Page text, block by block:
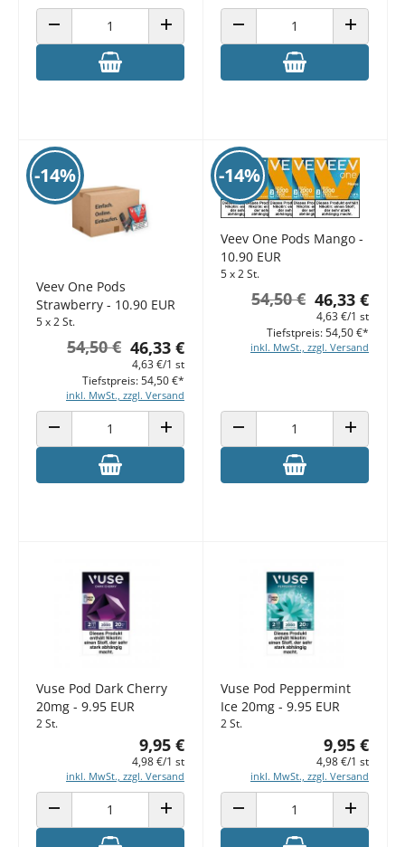
ANZAHL VERRINGERN ANZAHL ERHÖHENANZAHL VERRINGERN ANZAHL
-14%
Veev One Pods
Strawberry - 10.90 EUR
5 x 2 St.
46,33 €
54,50 €
4,63 €/1 st
inkl. MwSt., zzgl. Versand
Tiefstpreis: 54,50 €*
ANZAHL VERRINGERN ANZAHL ERHÖHEN
-14%
Veev One Pods Mango -
10.90 EUR
5 x 2 St.
46,33 €
54,50 €
4,63 €/1 st
inkl. MwSt., zzgl. Versand
Tiefstpreis: 54,50 €*
ANZAHL VERRINGERN ANZAHL
Vuse Pod Dark Cherry
20mg - 9.95 EUR
2 St.
9,95 €
4,98 €/1 st
inkl. MwSt., zzgl. Versand
ANZAHL VERRINGERN ANZAHL ERHÖHEN
Vuse Pod Peppermint
Ice 20mg - 9.95 EUR
2 St.
9,95 €
4,98 €/1 st
inkl. MwSt., zzgl. Versand
ANZAHL VERRINGERN ANZAHL